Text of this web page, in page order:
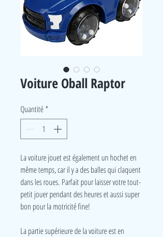
Voiture Oball Raptor
Quantité *
La voiture jouet est également un hochet en
même temps, car il y a des balles qui claquent
dans les roues. Parfait pour laisser votre tout-
petit jouer pendant des heures et aussi super
bon pour la motricité fine!
La partie supérieure de la voiture est en